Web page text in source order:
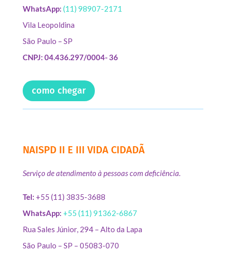
WhatsApp: (11) 98907-2171
Vila Leopoldina
São Paulo – SP
CNPJ: 04.436.297/0004- 36
como chegar
NAISPD II E III VIDA CIDADÃ
Serviço de atendimento à pessoas com deficiência.
Tel: +55 (11) 3835-3688
WhatsApp: +55 (11) 91362-6867
Rua Sales Júnior, 294 – Alto da Lapa
São Paulo – SP – 05083-070